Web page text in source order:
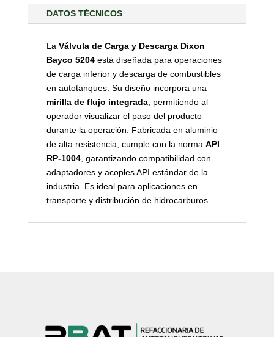
DATOS TÉCNICOS
La Válvula de Carga y Descarga Dixon
Bayco 5204está diseñada para operaciones
de carga inferior y descarga de combustibles
en autotanques. Su diseño incorpora una
mirilla de flujo integrada, permitiendo al
operador visualizar el paso del producto
durante la operación. Fabricada en aluminio
de alta resistencia, cumple con la norma API
RP-1004, garantizando compatibilidad con
adaptadores y acoples API estándar de la
industria. Es ideal para aplicaciones en
transporte y distribución de hidrocarburos.